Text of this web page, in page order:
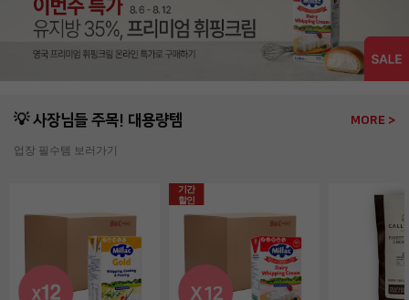
💡 사장님들 주목! 대용량템 MORE >
업장 필수템 보러가기